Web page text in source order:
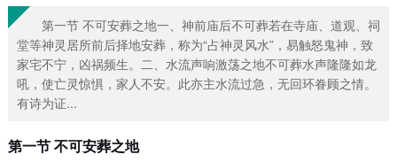
第一节 不可安葬之地一、神前庙后不可葬若在寺庙、道观、祠
堂等神灵居所前后择地安葬，称为“占神灵风水”，易触怒鬼神，致
家宅不宁，凶祸频生。二、水流声响激荡之地不可葬水声隆隆如龙
吼，使亡灵惊惧，家人不安。此亦主水流过急，无回环眷顾之情。
有诗为证...
第一节 不可安葬之地